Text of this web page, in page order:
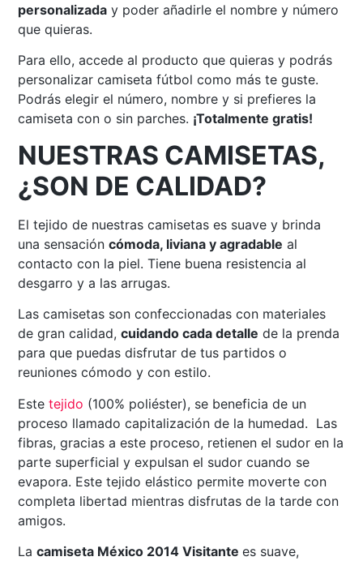
personalizada y poder añadirle el nombre y número
que quieras.
Para ello, accede al producto que quieras y podrás
personalizar camiseta fútbol como más te guste.
Podrás elegir el número, nombre y si prefieres la
camiseta con o sin parches. ¡Totalmente gratis!
NUESTRAS CAMISETAS,
¿SON DE CALIDAD?
El tejido de nuestras camisetas es suave y brinda
una sensacióncómoda, liviana y agradable al
contacto con la piel. Tiene buena resistencia al
desgarro y a las arrugas.
Las camisetas son confeccionadas con materiales
de gran calidad,cuidando cada detalle de la prenda
para que puedas disfrutar de tus partidos o
reuniones cómodo y con estilo.
Estetejido (100% poliéster), se beneficia de un
proceso llamado capitalización de la humedad. Las
fibras, gracias a este proceso, retienen el sudor en la
parte superficial y expulsan el sudor cuando se
evapora. Este tejido elástico permite moverte con
completa libertad mientras disfrutas de la tarde con
amigos.
Lacamiseta México 2014 Visitante es suave,